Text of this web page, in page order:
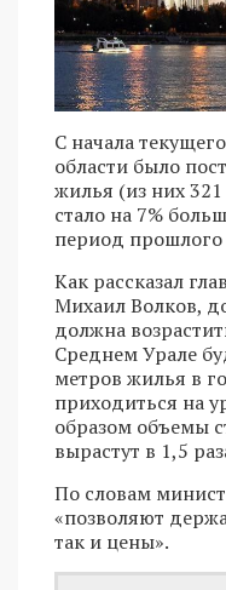
С начала
области было
жилья (из них 321
стало на 7%
период прошлого
Как рассказал
Михаил Волков,
должна
Среднем Урале
метров жилья в
приходиться на
образом объемы
вырастут в 1,5
По словам
«позволяют
так и цены».